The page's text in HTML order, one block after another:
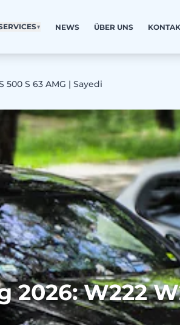
▼ NEWS ÜBER UNS
500 S 63 AMG | Sayedi
W222